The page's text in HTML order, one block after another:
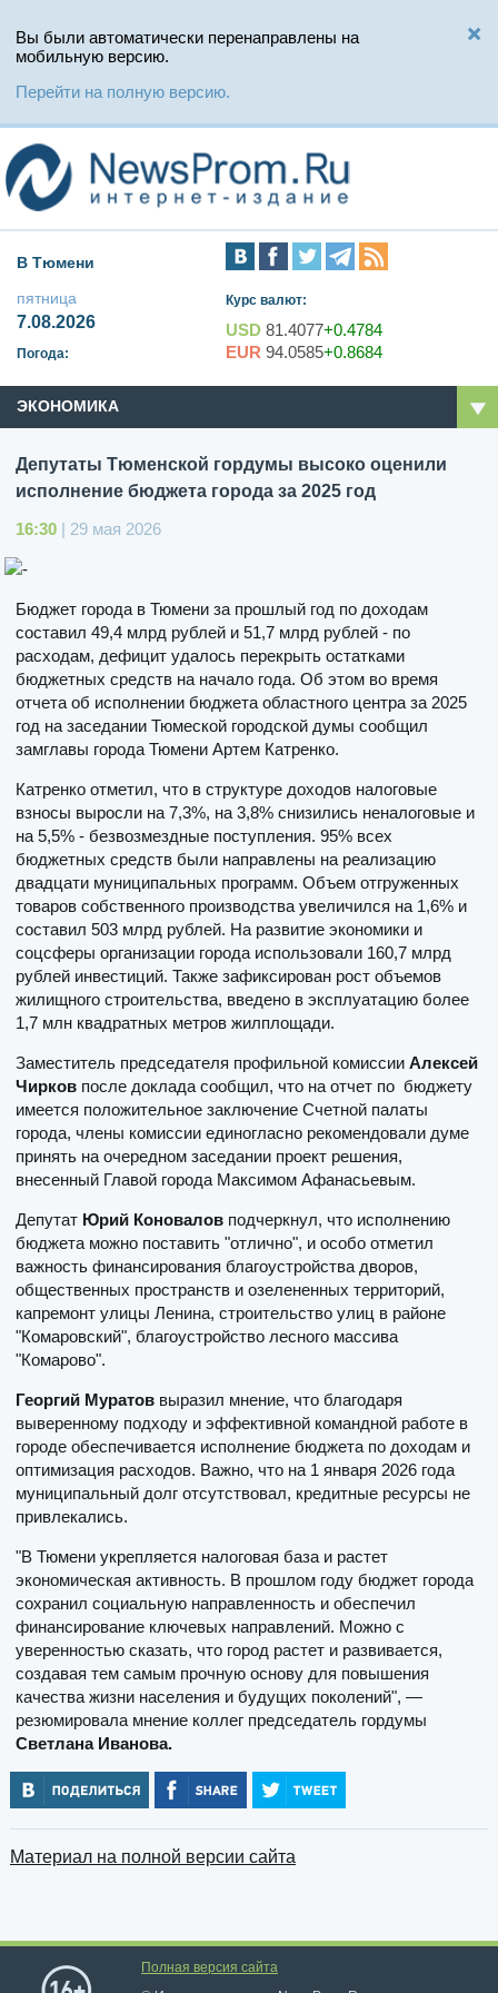
Вы были автоматически перенаправлены на
мобильную версию.
Перейти на полную версию.
В Тюмени
пятница
7.08.2026
Погода:
Курс валют:
USD 81.4077+0.4784
EUR 94.0585+0.8684
ЭКОНОМИКА
Депутаты Тюменской гордумы высоко оценили
исполнение бюджета города за 2025 год
16:30 | 29 мая 2026
Бюджет города в Тюмени за прошлый год по доходам
составил 49,4 млрд рублей и 51,7 млрд рублей - по
расходам, дефицит удалось перекрыть остатками
бюджетных средств на начало года. Об этом во время
отчета об исполнении бюджета областного центра за 2025
год на заседании Тюмеской городской думы сообщил
замглавы города Тюмени Артем Катренко.
Катренко отметил, что в структуре доходов налоговые
взносы выросли на 7,3%, на 3,8% снизились неналоговые и
на 5,5% - безвозмездные поступления. 95% всех
бюджетных средств были направлены на реализацию
двадцати муниципальных программ. Объем отгруженных
товаров собственного производства увеличился на 1,6% и
составил 503 млрд рублей. На развитие экономики и
соцсферы организации города использовали 160,7 млрд
рублей инвестиций. Также зафиксирован рост объемов
жилищного строительства, введено в эксплуатацию более
1,7 млн квадратных метров жилплощади.
Заместитель председателя профильной комиссии Алексей
Чирков после доклада сообщил, что на отчет по бюджету
имеется положительное заключение Счетной палаты
города, члены комиссии единогласно рекомендовали думе
принять на очередном заседании проект решения,
внесенный Главой города Максимом Афанасьевым.
Депутат Юрий Коновалов подчеркнул, что исполнению
бюджета можно поставить "отлично", и особо отметил
важность финансирования благоустройства дворов,
общественных пространств и озелененных территорий,
капремонт улицы Ленина, строительство улиц в районе
"Комаровский", благоустройство лесного массива
"Комарово".
Георгий Муратов выразил мнение, что благодаря
выверенному подходу и эффективной командной работе в
городе обеспечивается исполнение бюджета по доходам и
оптимизация расходов. Важно, что на 1 января 2026 года
муниципальный долг отсутствовал, кредитные ресурсы не
привлекались.
"В Тюмени укрепляется налоговая база и растет
экономическая активность. В прошлом году бюджет города
сохранил социальную направленность и обеспечил
финансирование ключевых направлений. Можно с
уверенностью сказать, что город растет и развивается,
создавая тем самым прочную основу для повышения
качества жизни населения и будущих поколений", —
резюмировала мнение коллег председатель гордумы
Светлана Иванова.
Материал на полной версии сайта
Полная версия сайта